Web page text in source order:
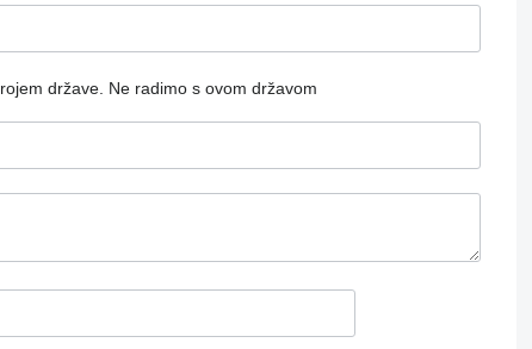
države. Ne radimo s ovom državom